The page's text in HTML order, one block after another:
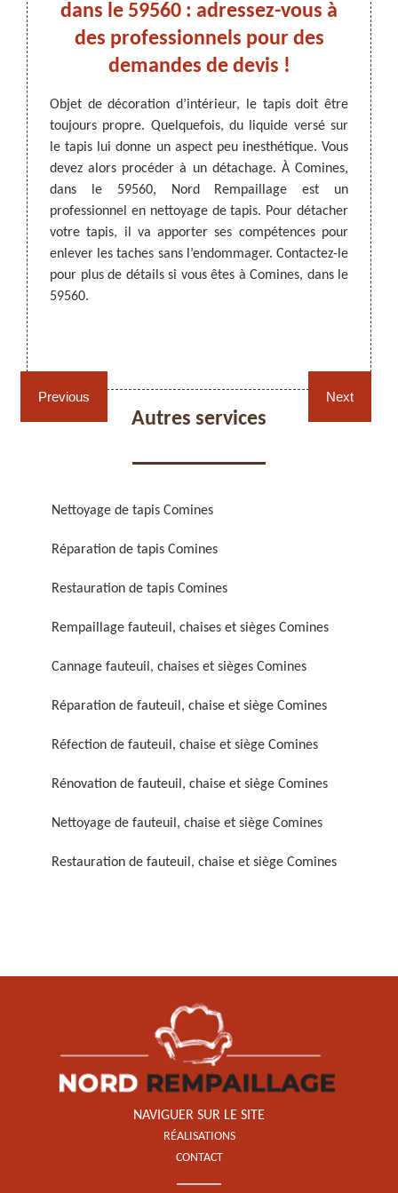
ARTISAN DEZITTER, REMPAILLAGE -
CANNAGE - RECOLLAGE, 59 NORD
Cannage fauteuil, chaises
Réparation de fauteuil,
chaise et siège 59
Rénovation de fauteuil,
Nettoyage de fauteuil,
Previous
: à
il est
par
Il
les
Pour
dans le 59560 : adressez-vous à
des professionnels pour des
demandes de devis !
Objet de décoration d’intérieur, le tapis doit être
toujours propre. Quelquefois, du liquide versé sur
le tapis lui donne un aspect peu inesthétique. Vous
devez alors procéder à un détachage. À Comines,
dans le 59560, Nord Rempaillage est un
professionnel en nettoyage de tapis. Pour détacher
votre tapis, il va apporter ses compétences pour
enlever les taches sans l’endommager. Contactez-le
pour plus de détails si vous êtes à Comines, dans le
59560.
un
Pour
du
ces
faire
de
Next
Autres services
Nettoyage de tapis Comines
Réparation de tapis Comines
Restauration de tapis Comines
Rempaillage fauteuil, chaises et sièges Comines
Cannage fauteuil, chaises et sièges Comines
Réparation de fauteuil, chaise et siège Comines
Réfection de fauteuil, chaise et siège Comines
Rénovation de fauteuil, chaise et siège Comines
Nettoyage de fauteuil, chaise et siège Comines
Restauration de fauteuil, chaise et siège Comines
NAVIGUER SUR LE SITE
RÉALISATIONS
CONTACT